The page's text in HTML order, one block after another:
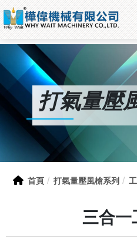
打氣量壓
首頁 打氣量壓風槍系列
三合一